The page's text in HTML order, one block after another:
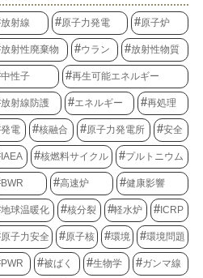
放射線 原子力発電 原子炉
放射性廃棄物 ウラン 放射性物質
中性子 再生可能エネルギー
放射線防護 エネルギー 再処理
発電 核融合 原子力発電所 安全
IAEA 核燃料サイクル プルトニウム
BWR 高速炉 健康影響
地球温暖化 核分裂 軽水炉 ICRP
原子力安全 原子核 環境 環境問題
PWR 被ばく 生物学 ガンマ線